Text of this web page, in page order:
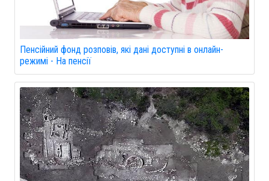
Пенсійний фонд розповів, які дані доступні в онлайн-
режимі - На пенсії